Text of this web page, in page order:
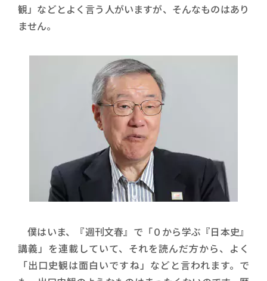
観」などとよく言う人がいますが、そんなものはあり
ません。
僕はいま、『週刊文春』で「０から学ぶ『日本史』
講義」を連載していて、それを読んだ方から、よく
「出口史観は面白いですね」などと言われます。で